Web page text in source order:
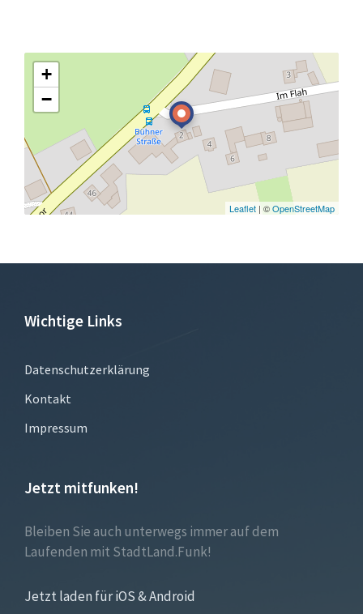
+
−
Leaflet | ©OpenStreetMap
Wichtige Links
Datenschutzerklärung
Kontakt
Impressum
Jetzt mitfunken!
Bleiben Sie auch unterwegs immer auf dem
Laufenden mit StadtLand.Funk!
Jetzt laden für iOS & Android